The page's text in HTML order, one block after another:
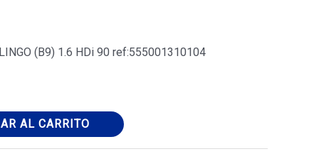
(B9) 1.6 HDi 90 ref:555001310104
AL CARRITO